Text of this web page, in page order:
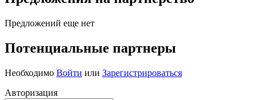
Предложений еще нет
Потенциальные партнеры
Необходимо Войти или Зарегистрироваться
Авторизация